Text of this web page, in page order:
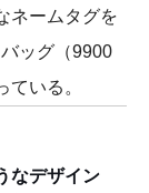
ネームタグを
ッグ（9900
いる。
なデザイン